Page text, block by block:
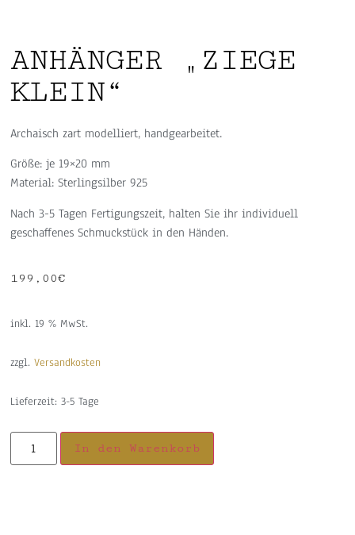
ANHÄNGER „ZIEGE
KLEIN“
Archaisch zart modelliert, handgearbeitet.
Größe: je 19×20 mm
Material: Sterlingsilber 925
Nach 3-5 Tagen Fertigungszeit, halten Sie ihr individuell
geschaffenes Schmuckstück in den Händen.
199,00€
inkl. 19 % MwSt.
zzgl.Versandkosten
Lieferzeit:3-5 Tage
In den Warenkorb